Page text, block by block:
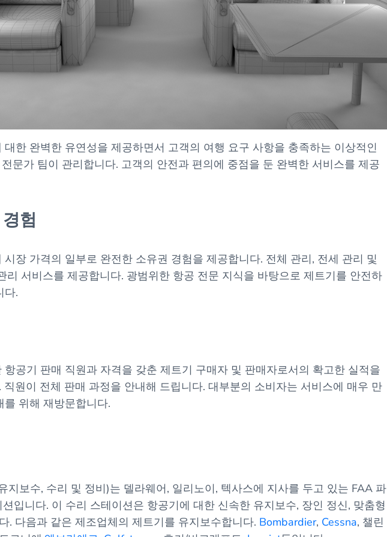
대한 완벽한 유연성을 제공하면서 고객의 여행 요구 사항을 충족하는 이상적인
문가 팀이 관리합니다. 고객의 안전과 편의에 중점을 둔 완벽한 서비스를 제공
험
시장 가격의 일부로 완전한 소유권 경험을 제공합니다. 전체 관리, 전세 관리 및
리 서비스를 제공합니다. 광범위한 항공 전문 지식을 바탕으로 제트기를 안전하
다.
항공기 판매 직원과 자격을 갖춘 제트기 구매자 및 판매자로서의 확고한 실적을
직원이 전체 판매 과정을 안내해 드립니다. 대부분의 소비자는 서비스에 매우 만
위해 재방문합니다.
지보수, 수리 및 정비)는 델라웨어, 일리노이, 텍사스에 지사를 두고 있는 FAA 파
입니다. 이 수리 스테이션은 항공기에 대한 신속한 유지보수, 장인 정신, 맞춤형
. 다음과 같은 제조업체의 제트기를 유지보수합니다. Bombardier, Cessna, 챌린